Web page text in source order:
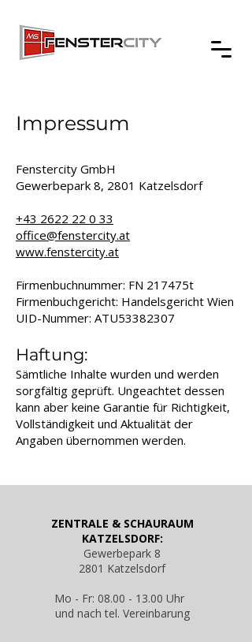
Impressum
Fenstercity GmbH
Gewerbepark 8, 2801 Katzelsdorf
+43 2622 22 0 33
office@fenstercity.at
www.fenstercity.at
Firmenbuchnummer: FN 217475t
Firmenbuchgericht: Handelsgericht Wien
UID-Nummer: ATU53382307
Haftung:
Sämtliche Inhalte wurden und werden
sorgfältig geprüft. Ungeachtet dessen
kann aber keine Garantie für Richtigkeit,
Vollständigkeit und Aktualität der
Angaben übernommen werden.
ZENTRALE & SCHAURAUM
KATZELSDORF:
Gewerbepark 8
2801 Katzelsdorf
Mo - Fr: 08.00 - 13.00 Uhr
und nach tel. Vereinbarung